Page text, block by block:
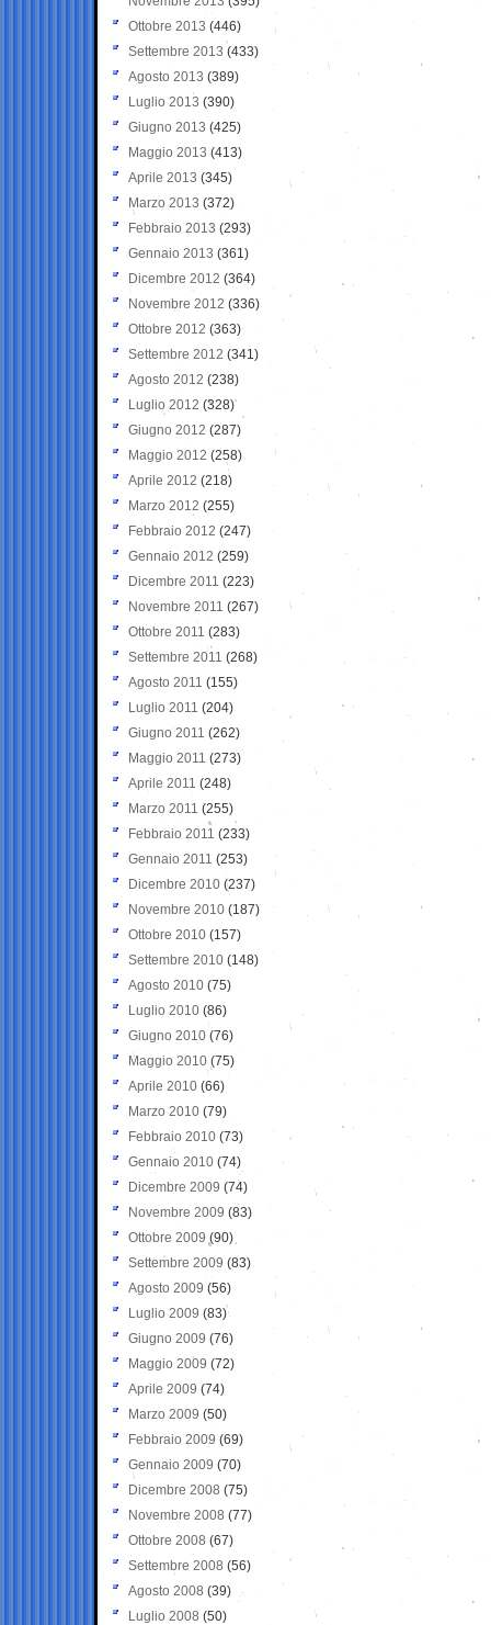
Ottobre 2013 (446)
Settembre 2013 (433)
Agosto 2013 (389)
Luglio 2013 (390)
Giugno 2013 (425)
Maggio 2013 (413)
Aprile 2013 (345)
Marzo 2013 (372)
Febbraio 2013 (293)
Gennaio 2013 (361)
Dicembre 2012 (364)
Novembre 2012 (336)
Ottobre 2012 (363)
Settembre 2012 (341)
Agosto 2012 (238)
Luglio 2012 (328)
Giugno 2012 (287)
Maggio 2012 (258)
Aprile 2012 (218)
Marzo 2012 (255)
Febbraio 2012 (247)
Gennaio 2012 (259)
Dicembre 2011 (223)
Novembre 2011 (267)
Ottobre 2011 (283)
Settembre 2011 (268)
Agosto 2011 (155)
Luglio 2011 (204)
Giugno 2011 (262)
Maggio 2011 (273)
Aprile 2011 (248)
Marzo 2011 (255)
Febbraio 2011 (233)
Gennaio 2011 (253)
Dicembre 2010 (237)
Novembre 2010 (187)
Ottobre 2010 (157)
Settembre 2010 (148)
Agosto 2010 (75)
Luglio 2010 (86)
Giugno 2010 (76)
Maggio 2010 (75)
Aprile 2010 (66)
Marzo 2010 (79)
Febbraio 2010 (73)
Gennaio 2010 (74)
Dicembre 2009 (74)
Novembre 2009 (83)
Ottobre 2009 (90)
Settembre 2009 (83)
Agosto 2009 (56)
Luglio 2009 (83)
Giugno 2009 (76)
Maggio 2009 (72)
Aprile 2009 (74)
Marzo 2009 (50)
Febbraio 2009 (69)
Gennaio 2009 (70)
Dicembre 2008 (75)
Novembre 2008 (77)
Ottobre 2008 (67)
Settembre 2008 (56)
Agosto 2008 (39)
Luglio 2008 (50)